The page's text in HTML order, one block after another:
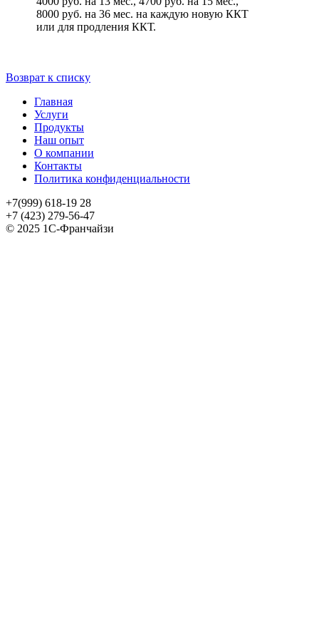
8000 руб. на 36 мес. на каждую новую ККТ
или для продления ККТ.
Возврат к списку
Главная
Услуги
Продукты
Наш опыт
О компании
Контакты
Политика конфиденциальности
+7(999) 618-19 28
+7 (423) 279-56-47
© 2025 1С-Франчайзи